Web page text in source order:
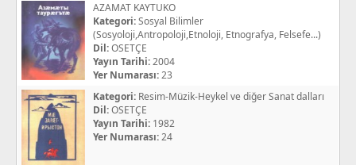
AZAMAT KAYTUKO
Kategori:Sosyal Bilimler
(Sosyoloji,Antropoloji,Etnoloji, Etnografya, Felsefe...)
Dil:OSETÇE
Yayın Tarihi:2004
Yer Numarası:23
Kategori: Resim-Müzik-Heykel ve diğer Sanat dalları
Dil:OSETÇE
Yayın Tarihi: 1982
Yer Numarası:24